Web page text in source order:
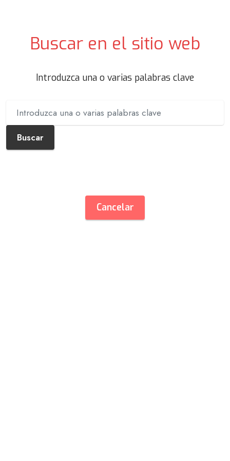
Buscar en el sitio web
Introduzca una o varias palabras clave
Buscar
Cancelar